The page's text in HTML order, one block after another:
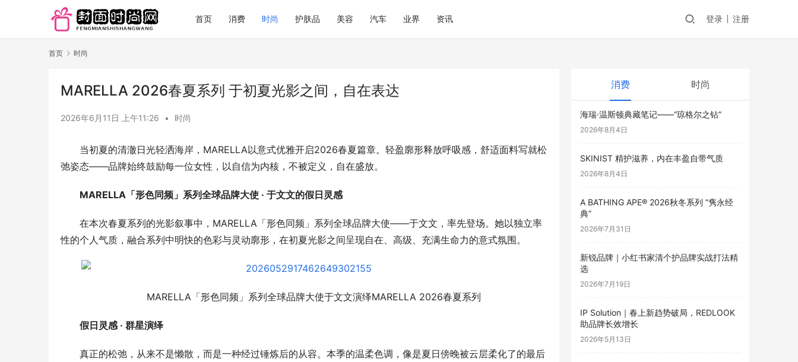
首页 消费 时尚 护肤品 美容 汽车 业界 资讯 登录 注册
首页 时尚
MARELLA 2026春夏系列 于初夏光影之间，自在表达
2026年6月11日 上午11:26 • 时尚
当初夏的清澈日光轻洒海岸，MARELLA以意式优雅开启2026春夏篇章。轻盈廓形释放呼吸感，舒适面料写就松
弛姿态——品牌始终鼓励每一位女性，以自信为内核，不被定义，自在盛放。
MARELLA 「形色同频」系列全球品牌大使 · 于文文的假日灵感
在本次春夏系列的光影叙事中，MARELLA「形色同频」系列全球品牌大使——于文文，率先登场。她以独立率
性的个人气质，融合系列中明快的色彩与灵动廓形，在初夏光影之间呈现自在、高级、充满生命力的意式氛围。
MARELLA「形色同频」系列全球品牌大使于文文演绎MARELLA 2026春夏系列
假日灵感 · 群星演绎
真正的松弛，从来不是懒散，而是一种经过锤炼后的从容。本季的温柔色调，像是夏日傍晚被云层柔化了的最后
消费 时尚
海瑞·温斯顿典藏笔记——“琼格尔之钻”
2026年8月4日
SKINIST 精护滋养，内在丰盈自带气质
2026年8月4日
A BATHING APE® 2026秋冬系列 “隽永经
典”
2026年7月31日
新锐品牌｜小红书家清个护品牌实战打法精
选
2026年7月19日
IP Solution｜春上新趋势破局，REDLOOK
助品牌长效增长
2026年5月13日